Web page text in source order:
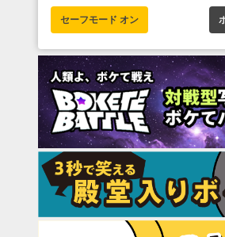
セーフモード オン